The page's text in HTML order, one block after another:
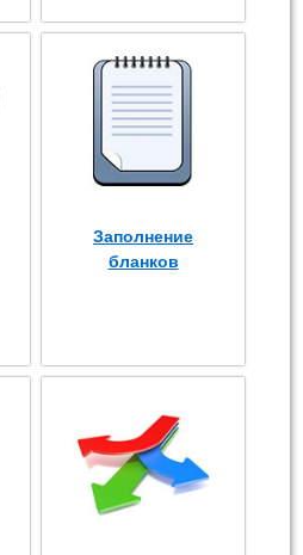
Заполнение
бланков